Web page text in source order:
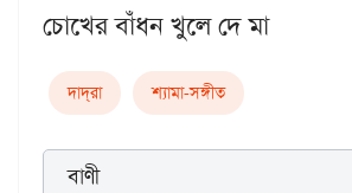
চোখের বাঁধন খুলে দে মা
দাদ্‌রা শ্যামা-সঙ্গীত
বাণী